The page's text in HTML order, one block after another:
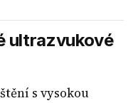
ultrazvukové
s vysokou